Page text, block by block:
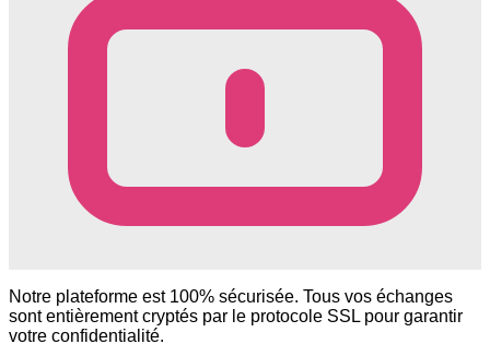
Notre plateforme est 100% sécurisée. Tous vos échanges
sont entièrement cryptés par le protocole SSL pour garantir
votre confidentialité.